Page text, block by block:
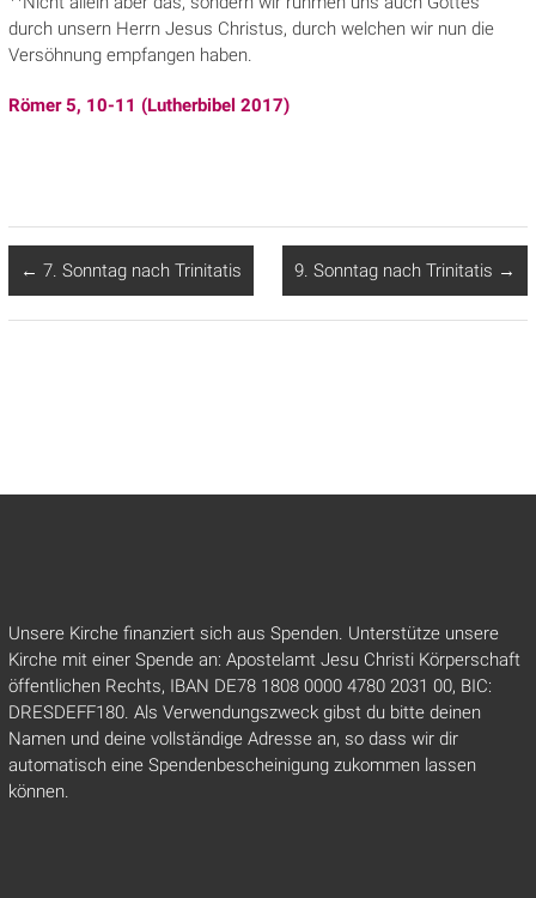
durch unsern Herrn Jesus Christus, durch welchen wir nun die
Versöhnung empfangen haben.
Römer 5, 10-11 (Lutherbibel 2017)
← 7. Sonntag nach Trinitatis 9. Sonntag nach Trinitatis →
Unsere Kirche finanziert sich aus Spenden. Unterstütze unsere
Kirche mit einer Spende an: Apostelamt Jesu Christi Körperschaft
öffentlichen Rechts, IBAN DE78 1808 0000 4780 2031 00, BIC:
DRESDEFF180. Als Verwendungszweck gibst du bitte deinen
Namen und deine vollständige Adresse an, so dass wir dir
automatisch eine Spendenbescheinigung zukommen lassen
können.